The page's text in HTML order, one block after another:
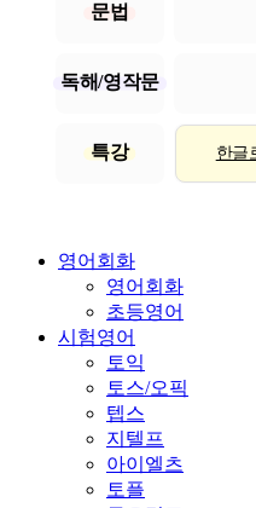
문법
독해/영작문
특강 한글
영어회화
영어회화
초등영어
시험영어
토익
토스/오픽
텝스
지텔프
아이엘츠
토플